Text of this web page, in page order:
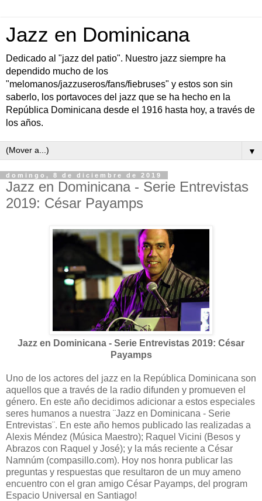
Jazz en Dominicana
Dedicado al "jazz del patio". Nuestro jazz siempre ha
dependido mucho de los
"melomanos/jazzuseros/fans/fiebruses" y estos son sin
saberlo, los portavoces del jazz que se ha hecho en la
República Dominicana desde el 1916 hasta hoy, a través de
los años.
▼
domingo, 8 de diciembre de 2019
Jazz en Dominicana - Serie Entrevistas
2019: César Payamps
Jazz en Dominicana - Serie Entrevistas 2019: César
Payamps
Uno de los actores del jazz en la República Dominicana son
aquellos que a través de la radio difunden y promueven el
género. En este año decidimos adicionar a estos especiales
seres humanos a nuestra ¨Jazz en Dominicana - Serie
Entrevistas¨. En este año hemos publicado las realizadas a
Alexis Méndez (Música Maestro); Raquel Vicini (Besos y
Abrazos con Raquel y José); y la más reciente a César
Namnúm (compasillo.com). Hoy nos honra publicar las
preguntas y respuestas que resultaron de un muy ameno
encuentro con el gran amigo César Payamps, del program
Espacio Universal en Santiago!